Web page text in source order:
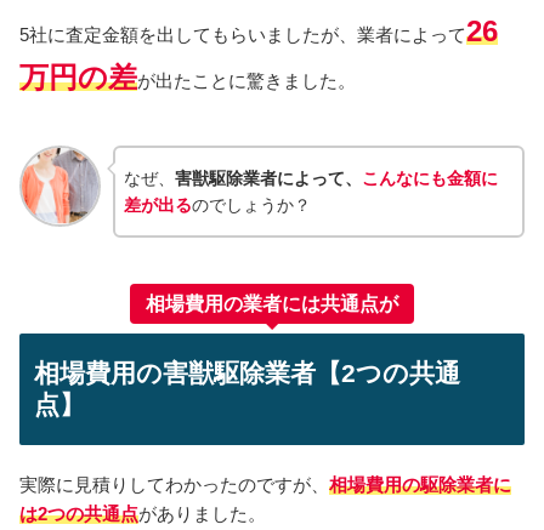
5社に査定金額を出してもらいましたが、業者によって26
万円の差が出たことに驚きました。
なぜ、 害獣駆除業者によって、 こんなにも金額に
差が出るのでしょうか？
相場費用の業者には共通点が
相場費用の害獣駆除業者【2つの共通
点】
実際に見積りしてわかったのですが、 相場費用の駆除業者に
は2つの共通点がありました。